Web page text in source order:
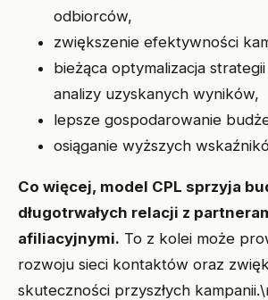
odbiorców,
zwiększenie efektywności
bieżąca optymalizacja
analizy uzyskanych wyników,
lepsze gospodarowanie
osiąganie wyższych
Co więcej, model CPL sprzyja
długotrwałych relacji z
afiliacyjnymi. To z kolei może
rozwoju sieci kontaktów oraz
skuteczności przyszłych